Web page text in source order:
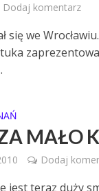
Dodaj komentarz
się we
MAŁO
Dodaj
jest teraz duży